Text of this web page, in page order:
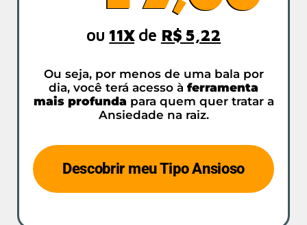
ou 11Xde R$ 5,22
Ou seja, por menos de uma bala por
dia, você terá acesso à ferramenta
mais profunda para quem quer tratar a
Ansiedade na raiz.
Descobrir meu Tipo Ansioso